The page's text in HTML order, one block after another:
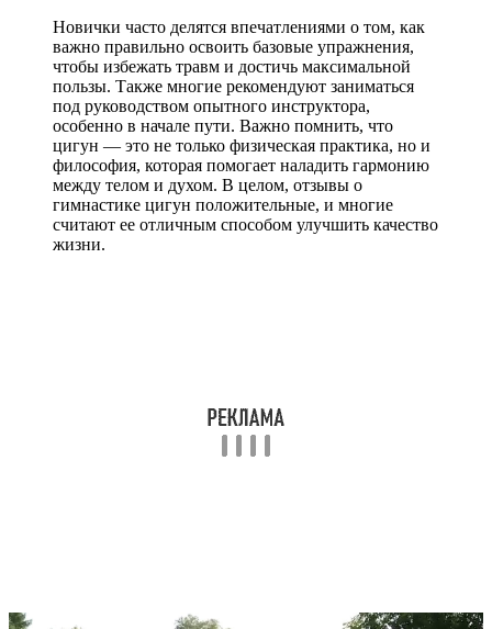
Новички часто делятся впечатлениями о том, как
важно правильно освоить базовые упражнения,
чтобы избежать травм и достичь максимальной
пользы. Также многие рекомендуют заниматься
под руководством опытного инструктора,
особенно в начале пути. Важно помнить, что
цигун — это не только физическая практика, но и
философия, которая помогает наладить гармонию
между телом и духом. В целом, отзывы о
гимнастике цигун положительные, и многие
считают ее отличным способом улучшить качество
жизни.